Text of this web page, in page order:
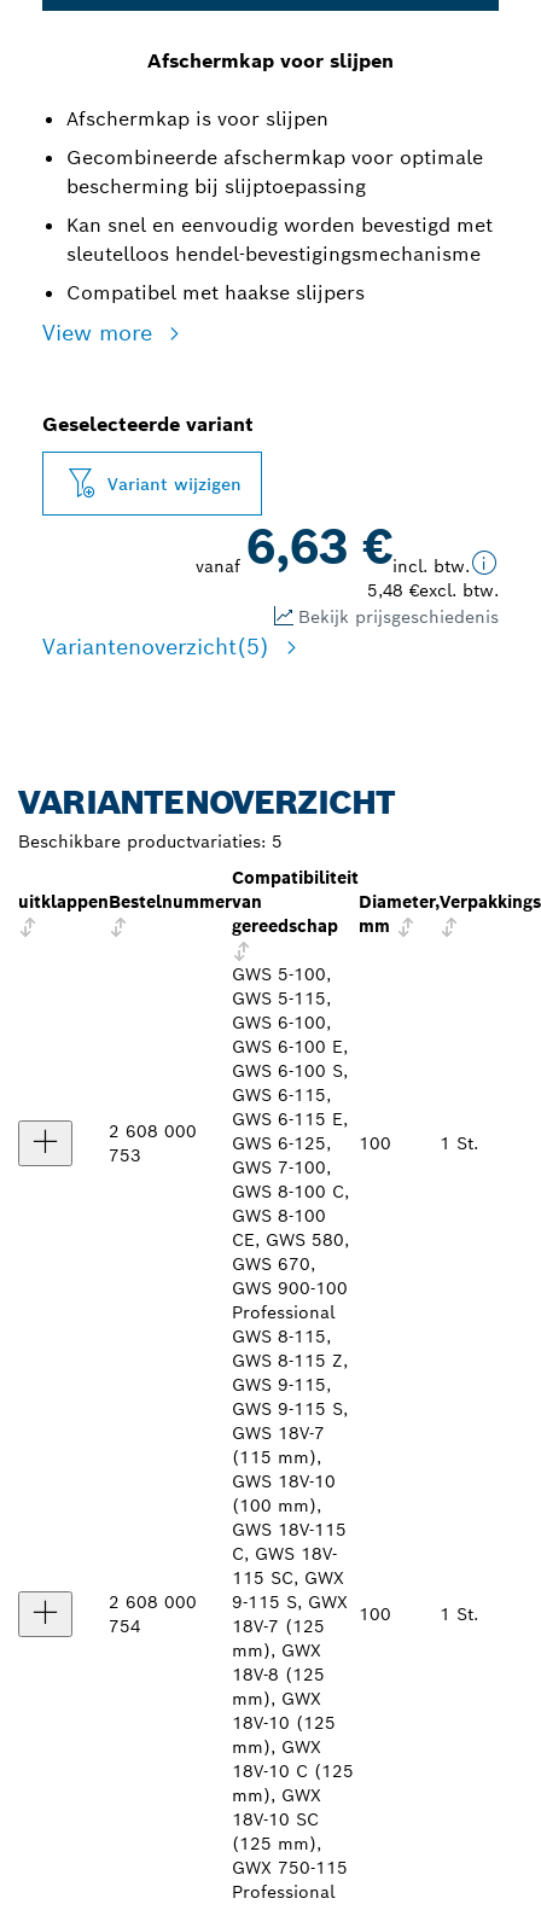
Afschermkap voor slijpen
Afschermkap is voor slijpen
Gecombineerde afschermkap voor optimale
bescherming bij slijptoepassing
Kan snel en eenvoudig worden bevestigd met
sleutelloos hendel-bevestigingsmechanisme
Compatibel met haakse slijpers
View more
Geselecteerde variant
Variant wijzigen
vanaf 6,63 €incl. btw.
5,48 €excl. btw.
Bekijk prijsgeschiedenis
Variantenoverzicht(5)
VARIANTENOVERZICHT
Beschikbare productvariaties: 5
uitklappenBestelnummer
Compatibiliteit
van
gereedschap
Diameter,
mm
2 608 000
753
GWS 5-100,
GWS 5-115,
GWS 6-100,
GWS 6-100 E,
GWS 6-100 S,
GWS 6-115,
GWS 6-115 E,
GWS 6-125,
GWS 7-100,
GWS 8-100 C,
GWS 8-100
CE, GWS 580,
GWS 670,
GWS 900-100
Professional
100 1 St.
2 608 000
754
GWS 8-115,
GWS 8-115 Z,
GWS 9-115,
GWS 9-115 S,
GWS 18V-7
(115 mm),
GWS 18V-10
(100 mm),
GWS 18V-115
C, GWS 18V-
115 SC, GWX
9-115 S, GWX
18V-7 (125
mm), GWX
18V-8 (125
mm), GWX
18V-10 (125
mm), GWX
18V-10 C (125
mm), GWX
18V-10 SC
(125 mm),
GWX 750-115
Professional
100 1 St.